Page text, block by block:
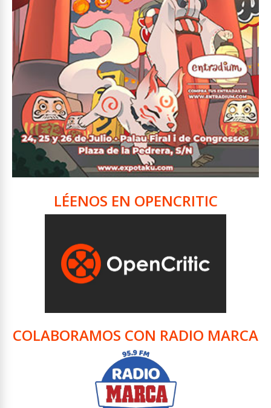
LÉENOS EN OPENCRITIC
COLABORAMOS CON RADIO MARCA